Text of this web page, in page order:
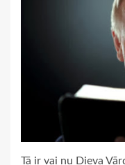
Tā ir vai nu Dieva